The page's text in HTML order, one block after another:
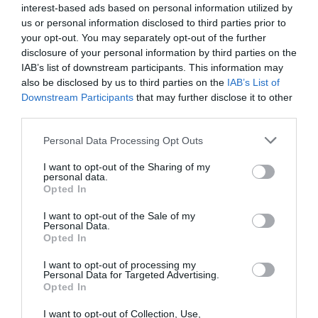
interest-based ads based on personal information utilized by
us or personal information disclosed to third parties prior to
your opt-out. You may separately opt-out of the further
disclosure of your personal information by third parties on the
IAB’s list of downstream participants. This information may
also be disclosed by us to third parties on the IAB’s List of
Downstream Participants that may further disclose it to other
Personal Data Processing Opt Outs
I want to opt-out of the Sharing of my
personal data.
Opted In
I want to opt-out of the Sale of my
Personal Data.
Opted In
I want to opt-out of processing my
Personal Data for Targeted Advertising.
Opted In
I want to opt-out of Collection, Use,
expedició de 12 dies a la selva, al Congo i Gabon.
Vaig sentir por abans de fer-la, però tenia una
intuïció i l’havia de seguir; al llarg de la vida he
après a fer les coses, encara que tingui por.
"Com a turistes, podem
contribuir al
desenvolupament d’un país,
govern no ho pot fer"
Recordo perfectament el moment abans d’entrar
a la selva. Un cop hi entres, ja no pots tirar enrere.
I jo que soc molt espiritual vaig, d’alguna manera,